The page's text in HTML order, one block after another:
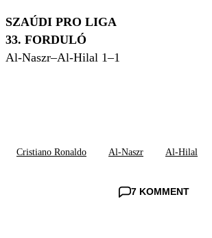
SZAÚDI PRO LIGA
33. FORDULÓ
Al-Naszr–Al-Hilal 1–1
Cristiano Ronaldo Al-Naszr Al-Hilal
7 KOMMENT